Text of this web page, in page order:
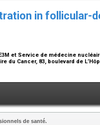
in follicular-
et Service de médecine
Cancer, 83, boulevard de
de santé.